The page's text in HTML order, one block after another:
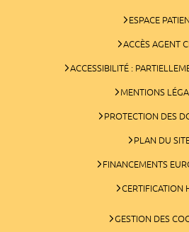
ESPACE
ACCÈS AGENT
ACCESSIBILITÉ :
MENTIONS
PROTECTION DES
PLAN DU
FINANCEMENTS
CERTIFICATION
GESTION DES